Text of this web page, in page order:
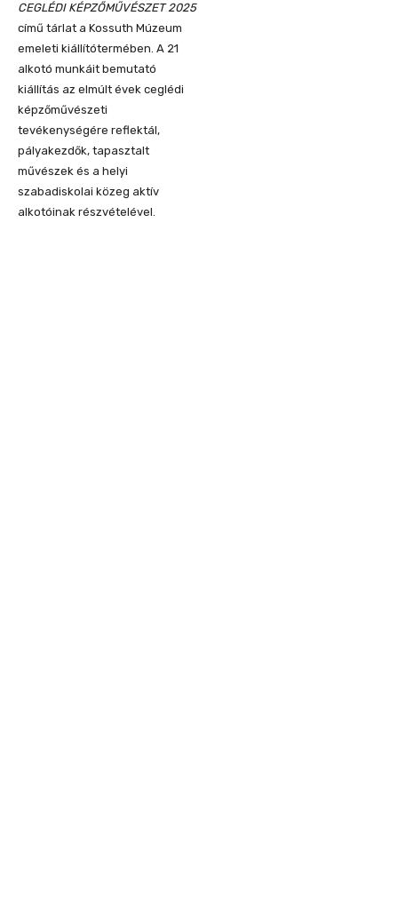
CEGLÉDI KÉPZŐMŰVÉSZET 2025
című tárlat a Kossuth Múzeum
emeleti kiállítótermében. A 21
alkotó munkáit bemutató
kiállítás az elmúlt évek ceglédi
képzőművészeti
tevékenységére reflektál,
pályakezdők, tapasztalt
művészek és a helyi
szabadiskolai közeg aktív
alkotóinak részvételével.